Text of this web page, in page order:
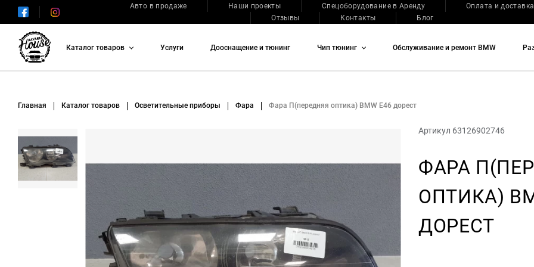
Авто в продаже Наши проекты Спецоборудование в Аренду
Оплата и доставка
Отзывы
Контакты Блог
Каталог товаров Услуги Дооснащение и тюнинг Чип тюнинг Обслуживание и ремонт BMW
Главная Каталог товаров Осветительные приборы Фара Фара П(передняя оптика) BMW E46 дорест
Артикул 63126902746
ФАРА
ОПТИКА)
ДОРЕСТ